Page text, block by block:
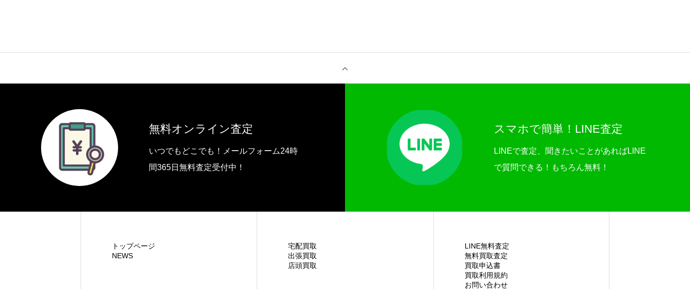
お問い合わせ
買取利用規約
無料オンライン査定
いつでもどこでも！メールフォーム24時
間365日無料査定受付中！
スマホで簡単！LINE査定
LINEで査定、聞きたいことがあればLINE
で質問できる！もちろん無料！
トップページ
NEWS
宅配買取
出張買取
店頭買取
LINE無料査定
無料買取査定
買取申込書
買取利用規約
お問い合わせ